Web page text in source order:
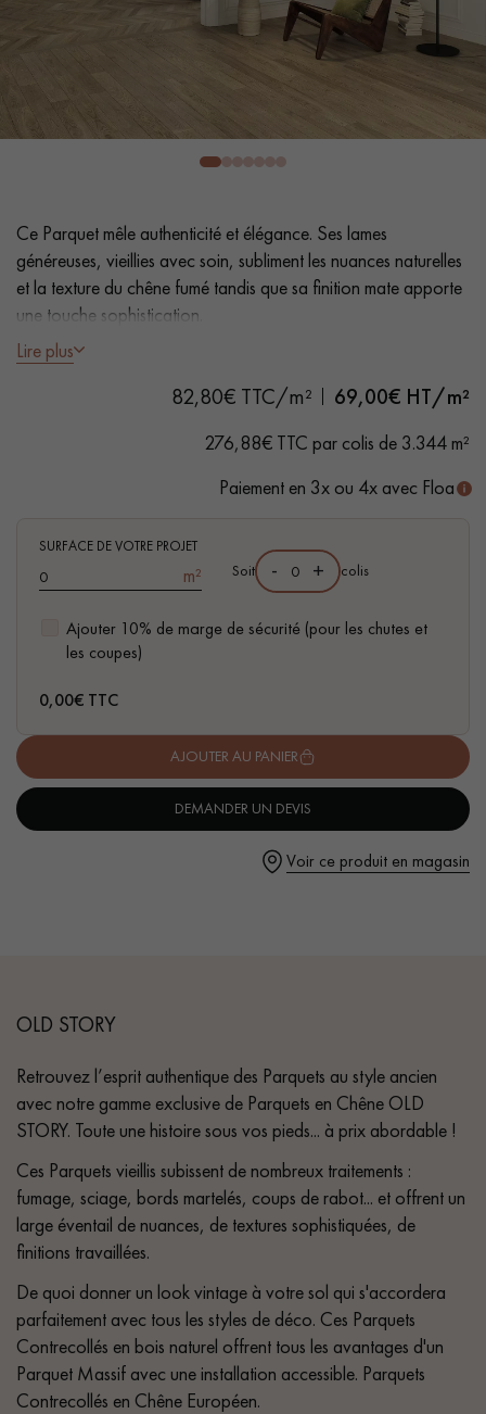
PARQUET VIEILLI PARQUET FUMÉ
PARQUET EN CHÊNE
D'INTÉRIEUR
Nos conseillers sont disponibles au
0805 82 82 82
VOUS AVEZ UN PROJET ?
Nos experts sont à votre disposition pour vous guider pas à
pas dans le choix et la pose de votre parquet.
Un expert Décoplus Parquets vous appelle
Demandez un rendez-vous personnalisé
Ce Parquet mêle authenticité et élégance. Ses lames
généreuses, vieillies avec soin, subliment les nuances naturelles
et la texture du chêne fumé tandis que sa finition mate apporte
une touche sophistication.
- Lames largeur XL 19 cm
- Choix Authentic - Nœuds, gerces, fissures colmatées,
Lire plus
82,80€ TTC/m² 69,00€ HT/m²
276,88€ TTC par colis de 3.344 m²
Paiement en 3x ou 4x avec Floa
SURFACE DE VOTRE PROJET
m²
Ajouter 10% de marge de sécurité (pour les chutes et
les coupes)
Soit - + colis
0,00€ TTC
AJOUTER AU PANIER
DEMANDER UN DEVIS
Voir ce produit en magasin
OLD STORY
Retrouvez l’esprit authentique des Parquets au style ancien
avec notre gamme exclusive de Parquets en Chêne OLD
STORY. Toute une histoire sous vos pieds... à prix abordable !
Ces Parquets vieillis subissent de nombreux traitements :
fumage, sciage, bords martelés, coups de rabot... et offrent un
large éventail de nuances, de textures sophistiquées, de
finitions travaillées.
De quoi donner un look vintage à votre sol qui s'accordera
parfaitement avec tous les styles de déco. Ces Parquets
Contrecollés en bois naturel offrent tous les avantages d'un
Parquet Massif avec une installation accessible. Parquets
Contrecollés en Chêne Européen.